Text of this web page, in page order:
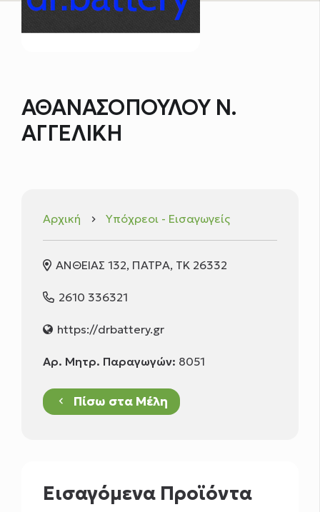
ΑΘΑΝΑΣΟΠΟΥΛΟΥ Ν.
ΑΓΓΕΛΙΚΗ
Αρχική keyboard_arrow_right Υπόχρεοι - Εισαγωγείς
ΑΝΘΕΙΑΣ 132, ΠΑΤΡΑ, ΤΚ 26332
2610 336321
https://drbattery.gr
Αρ. Μητρ. Παραγωγών: 8051
keyboard_arrow_left Πίσω στα Μέλη
Εισαγόμενα Προϊόντα